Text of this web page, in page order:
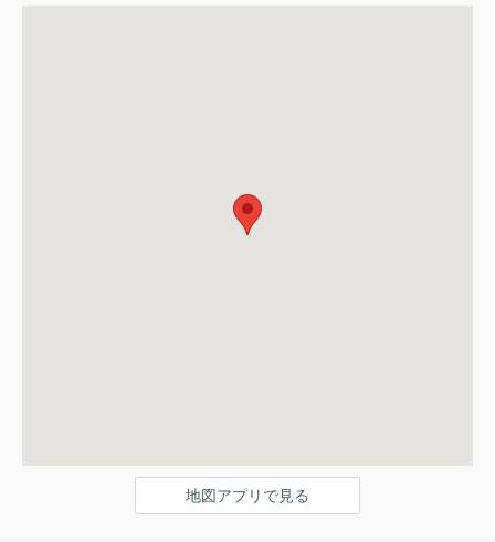
地図アプリで見る